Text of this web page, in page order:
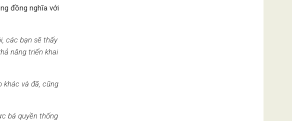
đồng nghĩa với
các bạn sẽ thấy
năng triển khai
khác và đã, cũng
bá quyền thống